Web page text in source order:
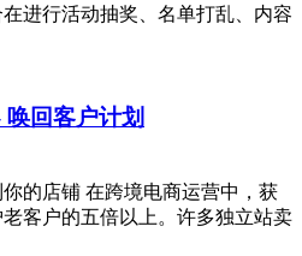
进行活动抽奖、名单打乱、内容
回客户计划
的店铺 在跨境电商运营中，获
客户的五倍以上。许多独立站卖